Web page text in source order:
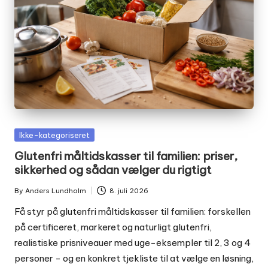
Posted
Ikke-kategoriseret
Glutenfri måltidskasser til familien: priser,
sikkerhed og sådan vælger du rigtigt
Posted
by
By Anders Lundholm 8. juli 2026
Få styr på glutenfri måltidskasser til familien: forskellen
på certificeret, markeret og naturligt glutenfri,
realistiske prisniveauer med uge-eksempler til 2, 3 og 4
personer - og en konkret tjekliste til at vælge en løsning,